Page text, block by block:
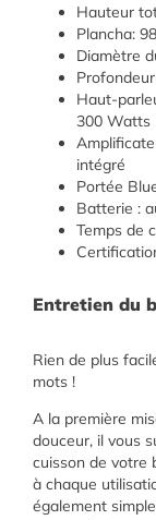
Hauteur
Plancha:
Diamètre
Haut-
300 Watts
intégré
Portée
Batterie :
Temps de
Entretien du
Rien de plus
mots !
A la première
douceur, il vous
cuisson de votre
à chaque
également